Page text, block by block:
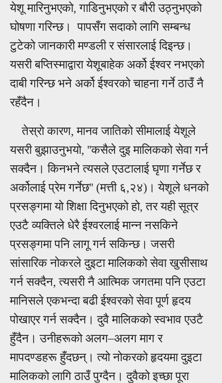
येशू मारिनुभएको, गाडिनुभएको र बौरी उठ्नुभएको
घोषणा गरिन्छ। पापसँग सदाको लागि सम्बन्ध
टुटेको जानकारी मण्डली र संसारलाई दिइन्छ।
यसरी बप्तिस्माद्वारा येशूबाहेक अर्को ईश्वर नभएको
दाबी गरिन्छ भने अर्को ईश्वरको चाहना गर्ने ठाउँ नै
रहँदैन।
तेस्रो कारण, मानव जातिको सीमालाई येशूले
यसरी बुझाउनुभयो, ''कसैले दुइ मालिकको सेवा गर्न
सक्दैन। किनभने त्यसले एउटालाई घृणा गर्नेछ र
अर्कोलाई प्रेम गर्नेछ'' (मत्ती ६,२४)। येशूले धनको
प्रसङ्गमा यो शिक्षा दिनुभएको हो, तर यही सूत्र
एउटै व्यक्तिले धेरै ईश्वरलाई मान्न नसकिने
प्रसङ्गमा पनि लागू गर्न सकिन्छ। जसरी
सांसारिक नोकरले दुइटा मालिकको सेवा खुसीसाथ
गर्न सक्दैन, त्यसरी नै आत्मिक जगतमा पनि एउटा
मानिसले एकभन्दा बढी ईश्वरको सेवा पूर्ण हृदय
पोखाएर गर्न सक्दैन। दुवै मालिकको स्वभाव एउटै
हुँदैन। उनीहरूको अलग–अलग माग र
मापदण्डहरू हुँदछन्। त्यो नोकरको हृदयमा दुइटा
मालिकको लागि ठाउँ पुग्दैन। दुवैको इच्छा पूरा